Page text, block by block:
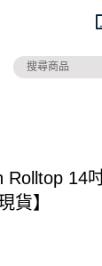
Rolltop 14
貨】